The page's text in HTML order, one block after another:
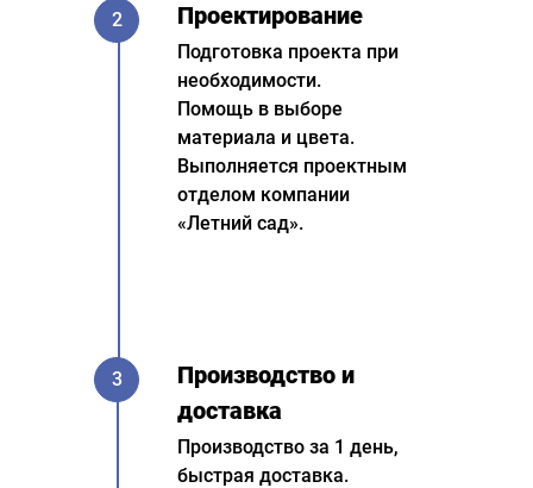
2 Проектирование
Подготовка проекта при
необходимости.
Помощь в выборе
материала и цвета.
Выполняется проектным
отделом компании
«Летний сад».
3
Производство и
доставка
Производство за 1 день,
быстрая доставка.